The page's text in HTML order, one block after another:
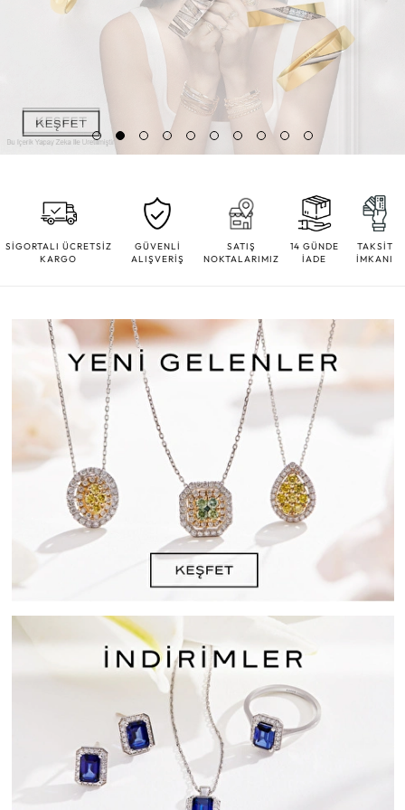
SİGORTALI ÜCRETSİZ
KARGO
GÜVENLİ
ALIŞVERİŞ
SATIŞ
NOKTALARIMIZ
14 GÜNDE
İADE
TAKSİT
İMKANI